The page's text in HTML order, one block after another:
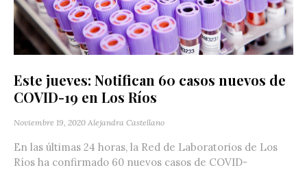
Este jueves: Notifican 60 casos nuevos de
COVID-19 en Los Ríos
Noviembre 19, 2020 Alejandra Castellano
En las últimas 24 horas, la Red de Laboratorios de Los
Ríos ha confirmado 60 nuevos casos de COVID-